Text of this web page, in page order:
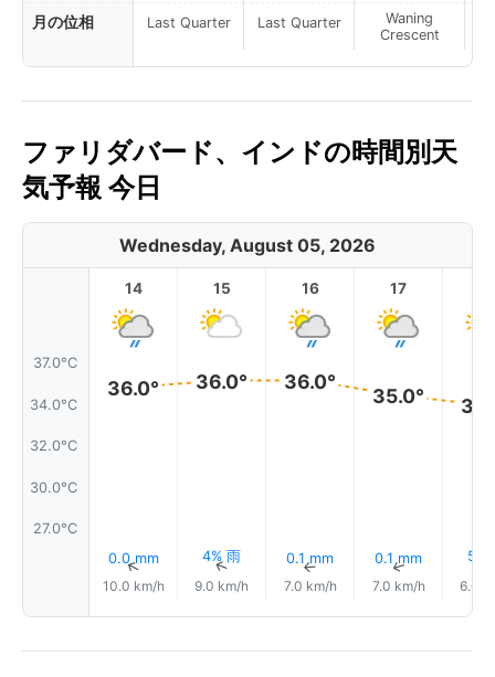
月の位相 Last Quarter Last Quarter
Waning
Crescent
ファリダバード、インドの時間別天
気予報 今日
Wednesday, August 05, 2026
37.0°C
34.0°C
32.0°C
30.0°C
27.0°C
14
36.0°
0.0 mm
↑
10.0 km/h
15
36.0°
4% 雨
↑
9.0 km/h
16
36.0°
0.1 mm
↑
7.0 km/h
17
35.0°
0.1 mm
↑
7.0 km/h
5%
6.0